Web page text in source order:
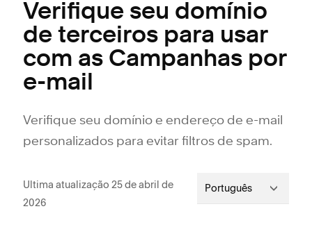
Verifique seu domínio
de terceiros para usar
com as Campanhas por
e-mail
Verifique seu domínio e endereço de e-mail
personalizados para evitar filtros de spam.
Ultima atualização 25 de abril de
2026
Português